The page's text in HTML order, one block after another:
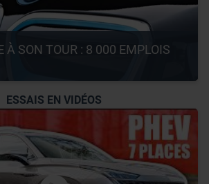
À SON TOUR : 8 000 EMPLOIS
ESSAIS EN VIDÉOS